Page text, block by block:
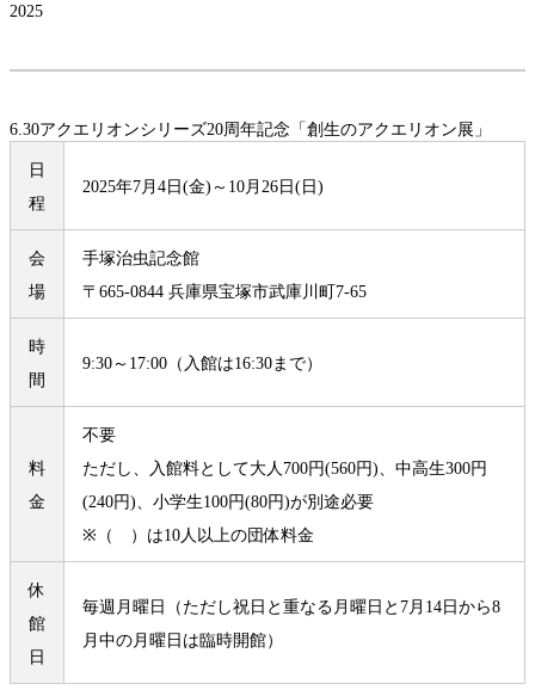
2025
6.30アクエリオンシリーズ20周年記念「創生のアクエリオン展」
日
程
2025年7月4日(金)～10月26日(日)
会
場
手塚治虫記念館
〒665-0844 兵庫県宝塚市武庫川町7-65
時
間
9:30～17:00（入館は16:30まで）
料
金
不要
ただし、入館料として大人700円(560円)、中高生300円
(240円)、小学生100円(80円)が別途必要
※（ ）は10人以上の団体料金
休
館
日
毎週月曜日（ただし祝日と重なる月曜日と7月14日から8
月中の月曜日は臨時開館）